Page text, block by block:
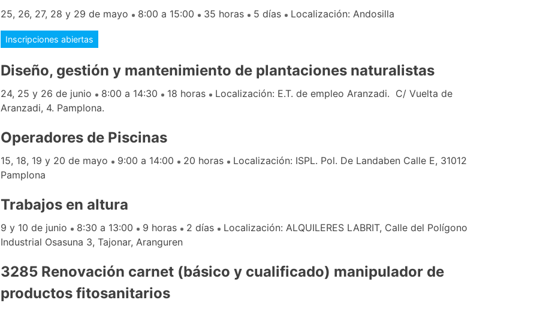
25, 26, 27, 28 y 29 de mayo 8:00 a 15:00 35 horas 5 días Localización: Andosilla
Inscripciones abiertas
Diseño, gestión y mantenimiento de plantaciones naturalistas
24, 25 y 26 de junio 8:00 a 14:30 18 horas
Localización: E.T. de empleo Aranzadi. C/ Vuelta de
Aranzadi, 4. Pamplona.
Operadores de Piscinas
15, 18, 19 y 20 de mayo 9:00 a 14:00 20 horas
Localización: ISPL. Pol. De Landaben Calle E, 31012
Pamplona
Trabajos en altura
9 y 10 de junio 8:30 a 13:00 9 horas 2 días
Localización: ALQUILERES LABRIT, Calle del Polígono
Industrial Osasuna 3, Tajonar, Aranguren
3285 Renovación carnet (básico y cualificado) manipulador de
productos fitosanitarios